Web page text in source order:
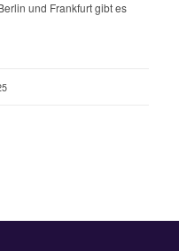
und Frankfurt gibt es